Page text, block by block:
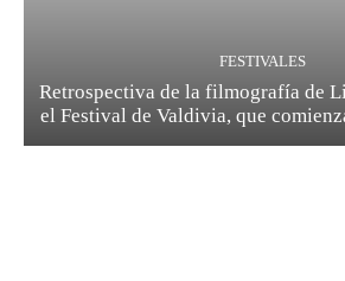
FESTIVALES
Retrospectiva de la filmografía de
el Festival de Valdivia, que